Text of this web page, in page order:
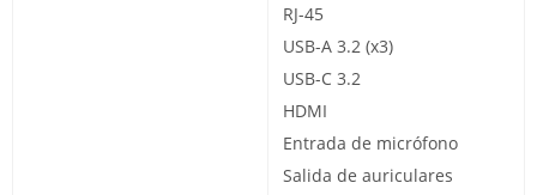
RJ-45
USB-A 3.2 (x3)
USB-C 3.2
HDMI
Entrada de micrófono
Salida de auriculares